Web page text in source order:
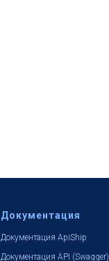
Документация
Документация ApiShip
Документация API (Swagger)